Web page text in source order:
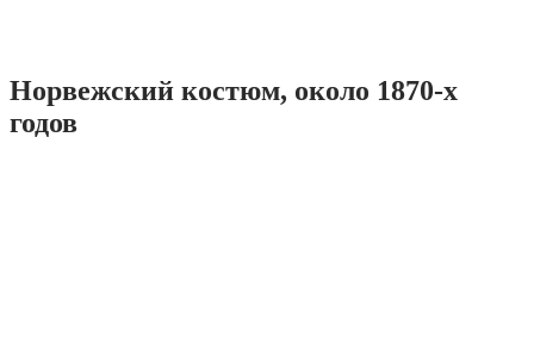
Норвежский костюм, около 1870-х
годов